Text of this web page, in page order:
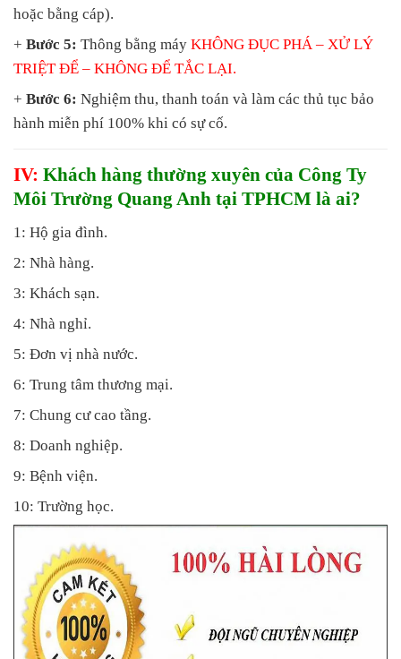
hoặc bằng cáp).
+ Bước 5: Thông bằng máy KHÔNG ĐỤC PHÁ – XỬ LÝ
TRIỆT ĐỂ – KHÔNG ĐỂ TẮC LẠI.
+ Bước 6: Nghiệm thu, thanh toán và làm các thủ tục bảo
hành miễn phí 100% khi có sự cố.
IV: Khách hàng thường xuyên của Công Ty
Môi Trường Quang Anh tại TPHCM là ai?
1: Hộ gia đình.
2: Nhà hàng.
3: Khách sạn.
4: Nhà nghỉ.
5: Đơn vị nhà nước.
6: Trung tâm thương mại.
7: Chung cư cao tầng.
8: Doanh nghiệp.
9: Bệnh viện.
10: Trường học.